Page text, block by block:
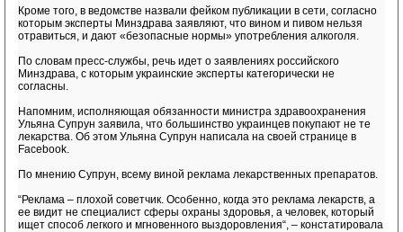
Кроме того, в ведомстве назвали фейком публикации в сети, согласно
которым эксперты Минздрава заявляют, что вином и пивом нельзя
отравиться, и дают «безопасные нормы» употребления алкоголя.
По словам пресс-службы, речь идет о заявлениях российского
Минздрава, с которым украинские эксперты категорически не
согласны.
Напомним, исполняющая обязанности министра здравоохранения
Ульяна Супрун заявила, что большинство украинцев покупают не те
лекарства. Об этом Ульяна Супрун написала на своей странице в
Facebook.
По мнению Супрун, всему виной реклама лекарственных препаратов.
“Реклама – плохой советчик. Особенно, когда это реклама лекарств, а
ее видит не специалист сферы охраны здоровья, а человек, который
ищет способ легкого и мгновенного выздоровления“, – констатировала